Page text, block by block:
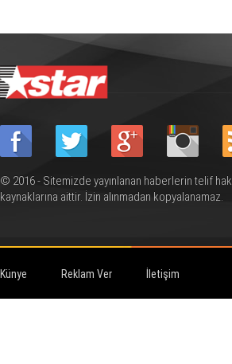
© 2016 - Sitemizde yayınlanan haberlerin telif
kaynaklarına aittir. İzin alınmadan kopyalanamaz.
Künye Reklam Ver İletişim